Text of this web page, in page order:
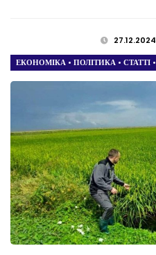
27.12.2024
ЕКОНОМІКА • ПОЛІТИКА • СТАТТІ •